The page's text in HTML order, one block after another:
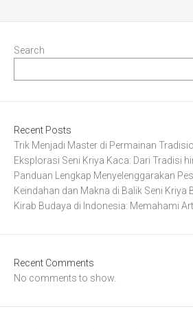
Search
Recent Posts
Trik Menjadi Master di Permainan
Eksplorasi Seni Kriya Kaca: Dari Tradisi
Panduan Lengkap Menyelenggarakan
Keindahan dan Makna di Balik Seni Kriya
Kirab Budaya di Indonesia: Memahami
Recent Comments
No comments to show.